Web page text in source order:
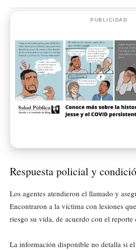
PUBLICIDAD
Respuesta policial y
Los agentes atendieron el llamado y
Encontraron a la víctima con lesiones
riesgo su vida, de acuerdo con el reporte
La información disponible no detalla si